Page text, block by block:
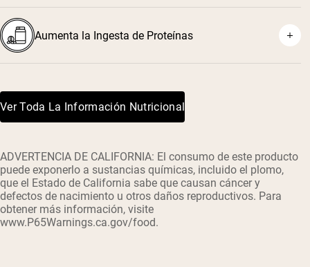
Aumenta la Ingesta de Proteínas
Ver Toda La Información Nutricional
ADVERTENCIA DE CALIFORNIA: El consumo de este producto
puede exponerlo a sustancias químicas, incluido el plomo,
que el Estado de California sabe que causan cáncer y
defectos de nacimiento u otros daños reproductivos. Para
obtener más información, visite
www.P65Warnings.ca.gov/food.